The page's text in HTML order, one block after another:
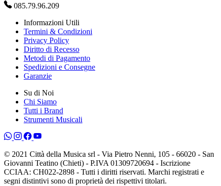
085.79.96.209
Informazioni Utili
Termini & Condizioni
Privacy Policy
Diritto di Recesso
Metodi di Pagamento
Spedizioni e Consegne
Garanzie
Su di Noi
Chi Siamo
Tutti i Brand
Strumenti Musicali
© 2021 Città della Musica srl - Via Pietro Nenni, 105 - 66020 - San
Giovanni Teatino (Chieti) - P.IVA 01309720694 - Iscrizione
CCIAA: CH022-2898 - Tutti i diritti riservati. Marchi registrati e
segni distintivi sono di proprietà dei rispettivi titolari.